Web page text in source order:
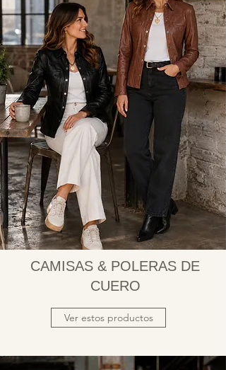
CAMISAS & POLERAS DE
CUERO
Ver estos productos